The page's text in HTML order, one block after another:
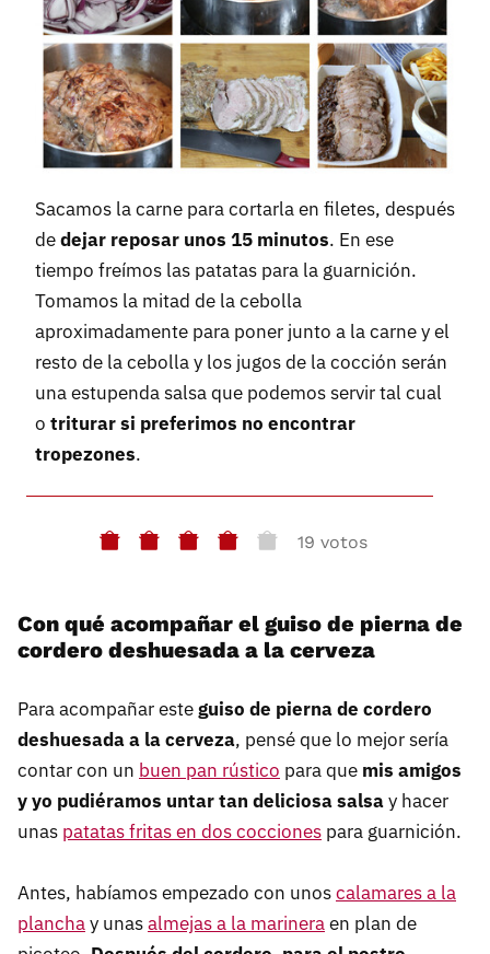
Sacamos la carne para cortarla en filetes, después
dedejar reposar unos 15 minutos. En ese
tiempo freímos las patatas para la guarnición.
Tomamos la mitad de la cebolla
aproximadamente para poner junto a la carne y el
resto de la cebolla y los jugos de la cocción serán
una estupenda salsa que podemos servir tal cual
o triturar si preferimos no encontrar
tropezones.
19 votos
Con qué acompañar el guiso de pierna de
cordero deshuesada a la cerveza
Para acompañar esteguiso de pierna de cordero
deshuesada a la cerveza, pensé que lo mejor sería
contar con un buen pan rústico para que mis amigos
y yo pudiéramos untar tan deliciosa salsay hacer
unas patatas fritas en dos cocciones para guarnición.
Antes, habíamos empezado con unoscalamares a la
planchay unasalmejas a la marineraen plan de